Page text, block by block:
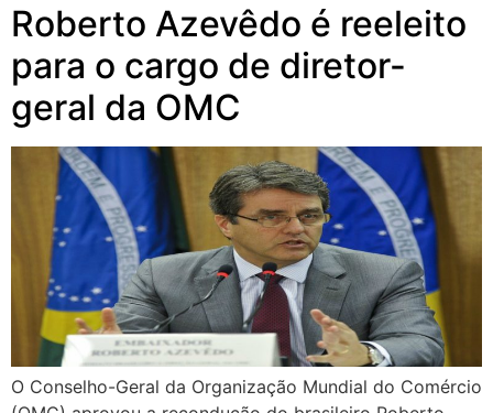
Roberto Azevêdo é reeleito
para o cargo de diretor-
geral da OMC
O Conselho-Geral da Organização Mundial do Comércio